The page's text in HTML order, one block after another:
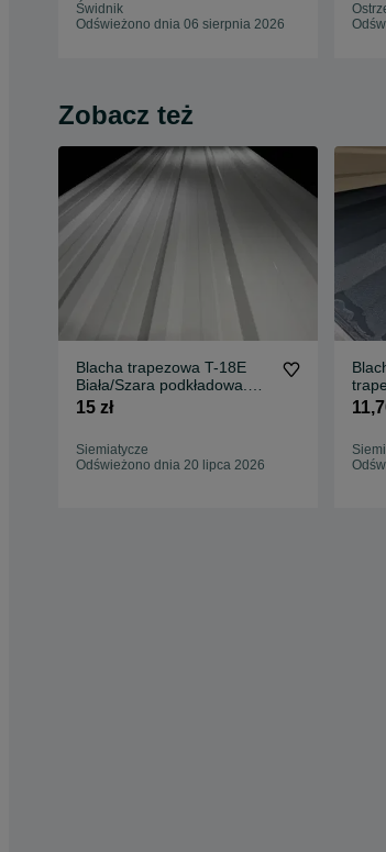
Świdnik
Odświeżono dnia 06 sierpnia 2026
Zobacz też
Blacha trapezowa T-18E
Biała/Szara podkładowa.
DOSTĘPNA OD RĘKI!
15 zł
Siemiatycze
Odświeżono dnia 20 lipca 2026